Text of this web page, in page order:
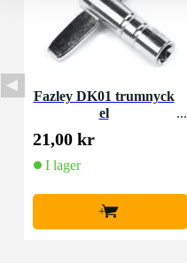
Fazley DK01 trumnyck
el
21,00 kr
I lager
+